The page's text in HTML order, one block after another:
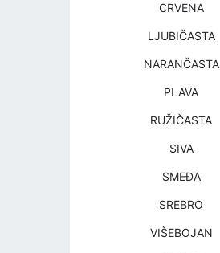
CRVENA
LJUBIČASTA
NARANČASTA
PLAVA
RUŽIČASTA
SIVA
SMEĐA
SREBRO
VIŠEBOJAN